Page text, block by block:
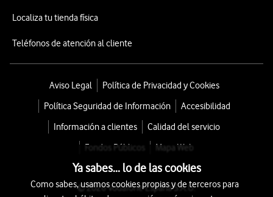
Localiza tu tienda física
Teléfonos de atención al cliente
Aviso Legal
Política de Privacidad y Cookies
Política Seguridad de Información
Accesibilidad
Información a clientes
Calidad del servicio
Fondos Públicos
Mapa Web
© 2026 Vodafone España S.A.U.
Ya sabes... lo de las cookies
Como sabes, usamos cookies propias y de terceros para